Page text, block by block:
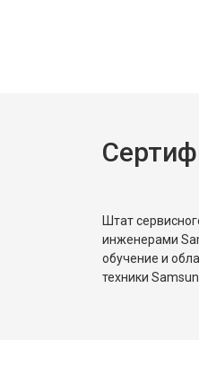
Замена
Штат
инженерами
обучение и
техники